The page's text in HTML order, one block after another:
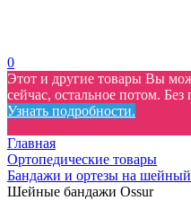
0
Этот и другие товары Вы
сейчас, остальное потом.
Узнать подробности.
Главная
Ортопедические товары
Бандажи и ортезы на шейный
Шейные бандажи Ossur